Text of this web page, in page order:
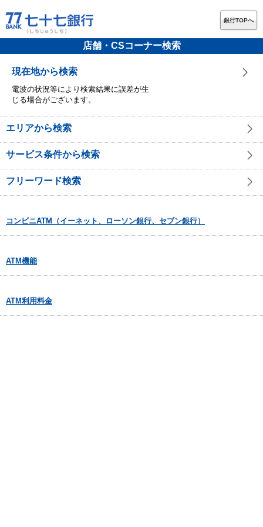
銀行TOPへ
店舗・CSコーナー検索
現在地から検索
電波の状況等により検索結果に誤差が生
じる場合がございます。
エリアから検索
サービス条件から検索
フリーワード検索
コンビニATM（イーネット、ローソン銀行、セブン銀行）
ATM機能
ATM利用料金